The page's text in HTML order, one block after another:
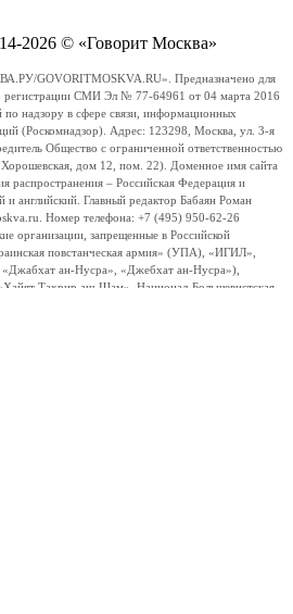
2026 © «Говорит Москва»
GOVORITMOSKVA.RU». Предназначено для
о регистрации СМИ Эл № 77-64961 от 04 марта 2016
надзору в сфере связи, информационных
(Роскомнадзор). Адрес: 123298, Москва, ул. 3-я
Общество с ограниченной ответственностью
дом 12, пом. 22). Доменное имя сайта
распространения – Российская Федерация и
английский. Главный редактор Бабаян Роман
Номер телефона: +7 (495) 950-62-26
организации, запрещенные в Российской
повстанческая армия» (УПА), «ИГИЛ»,
ан-Нусра», «Джебхат ан-Нусра»),
Тахрир аш-Шам», Национал-Большевистская